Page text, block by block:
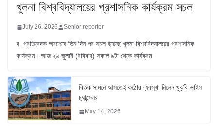
খুলনা বিশ্ববিদ্যালয়ের প্রশাসনিক কার্যক্রম সচল
July 26, 2026 Senior reporter
দ. প্রতিবেদক অবশেষে তিন দিন পর সচল হয়েছে খুলনা বিশ্ববিদ্যালয়ের প্রশাসনিক
কার্যক্রম। আজ ২৬ জুুলাই (রবিবার) সকাল ৯টা থেকে কার্যক্রম
বিতর্ক সামনে আসতেই কঠোর ব্যবস্থা নিলেন খুকৃবি ভাইস
চ্যান্সেলর
May 14, 2026